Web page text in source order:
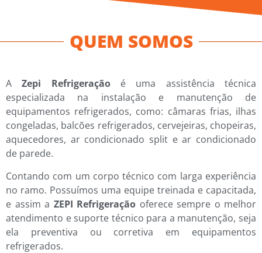
QUEM SOMOS
AZepi Refrigeraçãoé uma assistência técnica
especializada na instalação e manutenção de
equipamentos refrigerados, como: câmaras frias, ilhas
congeladas, balcões refrigerados, cervejeiras, chopeiras,
aquecedores, ar condicionado split e ar condicionado
de parede.
Contando com um corpo técnico com larga experiência
no ramo. Possuímos uma equipe treinada e capacitada,
e assim a ZEPI Refrigeração oferece sempre o melhor
atendimento e suporte técnico para a manutenção, seja
ela preventiva ou corretiva em equipamentos
refrigerados.